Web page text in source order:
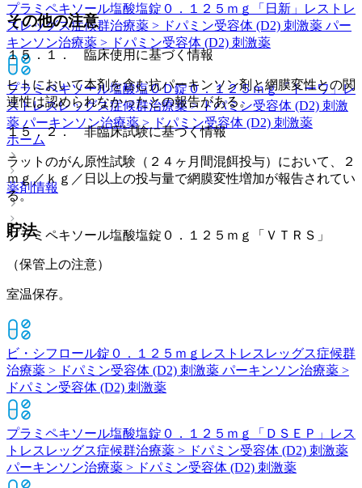
プラミペキソール塩酸塩錠０．１２５ｍｇ「日新」
レストレ
スレッグス症候群治療薬 > ドパミン受容体 (D2) 刺激薬 パー
キンソン治療薬 > ドパミン受容体 (D2) 刺激薬
プラミペキソール塩酸塩ＯＤ錠０．１２５ｍｇ「トーワ」レ
ストレスレッグス症候群治療薬 > ドパミン受容体 (D2) 刺激
薬 パーキンソン治療薬 > ドパミン受容体 (D2) 刺激薬
ホーム
薬剤情報
プラミペキソール塩酸塩錠０．１２５ｍｇ「ＶＴＲＳ」
その他の注意
１５．１． 臨床使用に基づく情報
ヒトにおいて本剤を含む抗パーキンソン剤と網膜変性との関
連性は認められなかったとの報告がある。
１５．２． 非臨床試験に基づく情報
ラットのがん原性試験（２４ヶ月間混餌投与）において、２
ｍｇ／ｋｇ／日以上の投与量で網膜変性増加が報告されてい
る。
貯法
（保管上の注意）
室温保存。
ビ・シフロール錠０．１２５ｍｇ レストレスレッグス症候群
治療薬 > ドパミン受容体 (D2) 刺激薬 パーキンソン治療薬 >
ドパミン受容体 (D2) 刺激薬
プラミペキソール塩酸塩錠０．１２５ｍｇ「ＤＳＥＰ」
レス
トレスレッグス症候群治療薬 > ドパミン受容体 (D2) 刺激薬
パーキンソン治療薬 > ドパミン受容体 (D2) 刺激薬